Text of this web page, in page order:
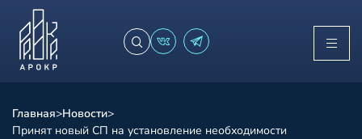
Главная>Новости>
Принят новый СП на установление необходимости